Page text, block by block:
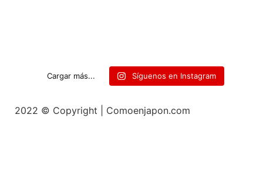
Cargar más... Síguenos en Instagram
2022 © Copyright | Comoenjapon.com